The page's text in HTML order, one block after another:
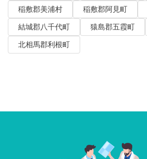
稲敷郡美浦村
稲敷郡阿見町
結城郡八千代町
猿島郡五霞町
北相馬郡利根町